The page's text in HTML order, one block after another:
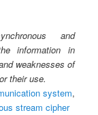
and
information in
weaknesses of
their use.
system,
stream cipher